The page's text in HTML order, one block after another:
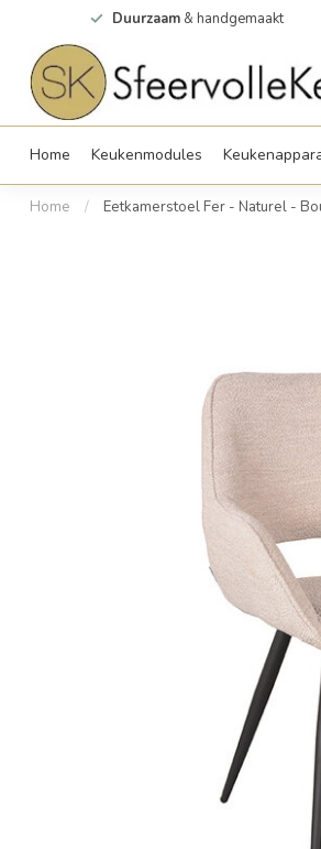
Duurzaam & handgemaakt
Home Keukenmodules
Home / Eetkamerstoel Fer - Naturel -